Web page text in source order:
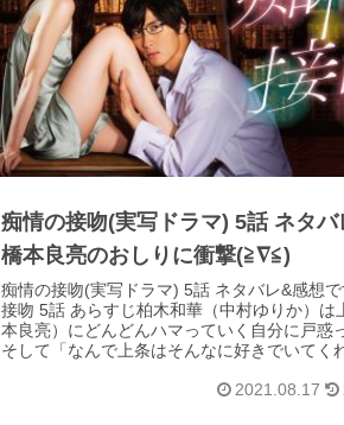
痴情の接吻(実写ドラマ) 5話 ネタ
橋本良亮のおしりに衝撃(≧∇≦)
痴情の接吻(実写ドラマ) 5話 ネタバレ&感想
接吻 5話 あらすじ柏木和華（中村ゆりか）は
本良亮）にどんどんハマっていく自分に戸惑
そして「なんで上条はそんなに好きでいてく
2021.08.17